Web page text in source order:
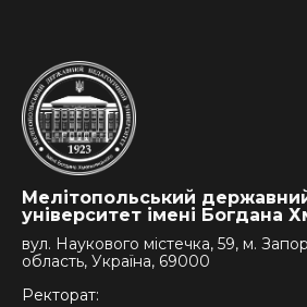
Мелітопольський
університет імені Богдана
вул. Наукового містечка, 59, м.
область, Україна, 69000
Ректорат: